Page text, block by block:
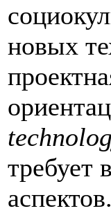
новых
требует
аспектов.